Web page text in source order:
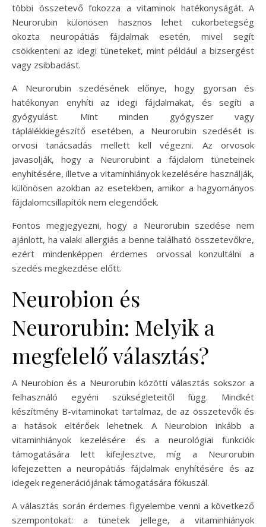
többi összetevő fokozza a vitaminok hatékonyságát. A
Neurorubin különösen hasznos lehet cukorbetegség
okozta neuropátiás fájdalmak esetén, mivel segít
csökkenteni az idegi tüneteket, mint például a bizsergést
vagy zsibbadást.
A Neurorubin szedésének előnye, hogy gyorsan és
hatékonyan enyhíti az idegi fájdalmakat, és segíti a
gyógyulást. Mint minden gyógyszer vagy
táplálékkiegészítő esetében, a Neurorubin szedését is
orvosi tanácsadás mellett kell végezni. Az orvosok
javasolják, hogy a Neurorubint a fájdalom tüneteinek
enyhítésére, illetve a vitaminhiányok kezelésére használják,
különösen azokban az esetekben, amikor a hagyományos
fájdalomcsillapítók nem elegendőek.
Fontos megjegyezni, hogy a Neurorubin szedése nem
ajánlott, ha valaki allergiás a benne található összetevőkre,
ezért mindenképpen érdemes orvossal konzultálni a
szedés megkezdése előtt.
Neurobion és
Neurorubin: Melyik a
megfelelő választás?
A Neurobion és a Neurorubin közötti választás sokszor a
felhasználó egyéni szükségleteitől függ. Mindkét
készítmény B-vitaminokat tartalmaz, de az összetevők és
a hatások eltérőek lehetnek. A Neurobion inkább a
vitaminhiányok kezelésére és a neurológiai funkciók
támogatására lett kifejlesztve, míg a Neurorubin
kifejezetten a neuropátiás fájdalmak enyhítésére és az
idegek regenerációjának támogatására fókuszál.
A választás során érdemes figyelembe venni a következő
szempontokat: a tünetek jellege, a vitaminhiányok